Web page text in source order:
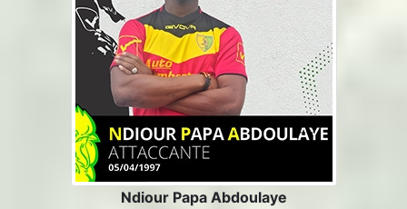
Ndiour Papa Abdoulaye